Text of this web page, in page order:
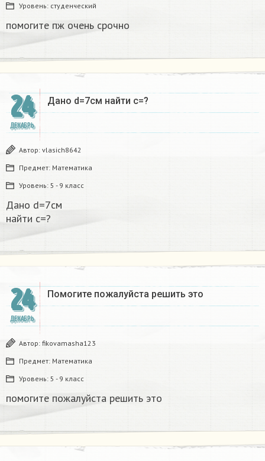
Уровень: студенческий
помогите пж очень срочно​
24
ДЕКАБРЬ
Дано d=7см найти с=?​
Автор: vlasich8642
Предмет: Математика
Уровень: 5 - 9 класс
Дано d=7см
найти с=?​
24
ДЕКАБРЬ
Помогите пожалуйста решить это
Автор: fikovamasha123
Предмет: Математика
Уровень: 5 - 9 класс
помогите пожалуйста решить это